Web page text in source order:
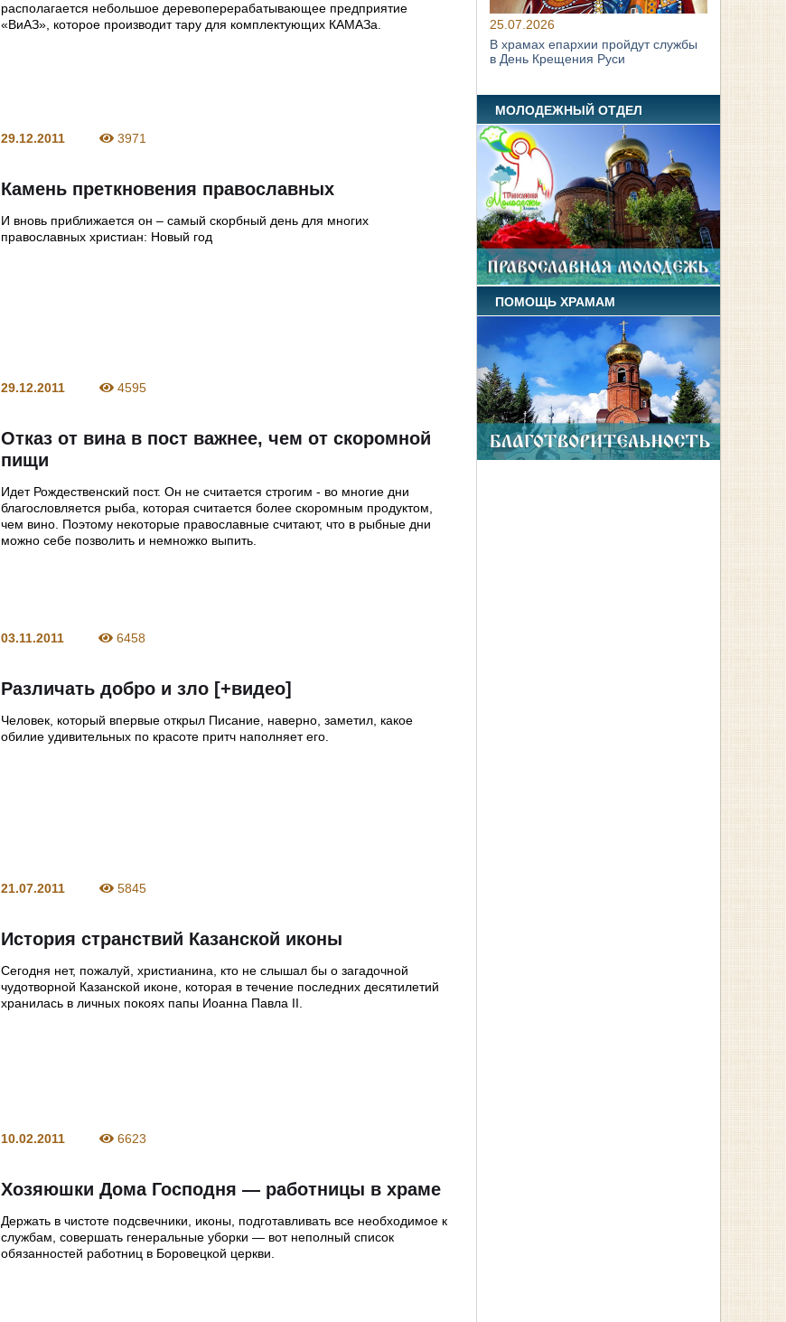
располагается небольшое деревоперерабатывающее предприятие
«ВиАЗ», которое производит тару для комплектующих КАМАЗа.
29.12.2011 3971
Камень преткновения православных
И вновь приближается он – самый скорбный день для многих
православных христиан: Новый год
29.12.2011 4595
Отказ от вина в пост важнее, чем от скоромной
пищи
Идет Рождественский пост. Он не считается строгим - во многие дни
благословляется рыба, которая считается более скоромным продуктом,
чем вино. Поэтому некоторые православные считают, что в рыбные дни
можно себе позволить и немножко выпить.
03.11.2011 6458
Различать добро и зло [+видео]
Человек, который впервые открыл Писание, наверно, заметил, какое
обилие удивительных по красоте притч наполняет его.
21.07.2011 5845
История странствий Казанской иконы
Сегодня нет, пожалуй, христианина, кто не слышал бы о загадочной
чудотворной Казанской иконе, которая в течение последних десятилетий
хранилась в личных покоях папы Иоанна Павла II.
10.02.2011 6623
Хозяюшки Дома Господня — работницы в храме
Держать в чистоте подсвечники, иконы, подготавливать все необходимое к
службам, совершать генеральные уборки — вот неполный список
обязанностей работниц в Боровецкой церкви.
25.07.2026
В храмах епархии пройдут службы
в День Крещения Руси
МОЛОДЕЖНЫЙ ОТДЕЛ
ПОМОЩЬ ХРАМАМ